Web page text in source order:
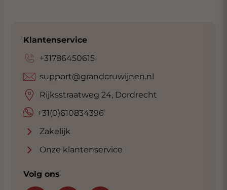
Klantenservice
+31786450615
+31(0)610834396
support@grandcruwijnen.nl
Rijksstraatweg 24, Dordrecht
Zakelijk
Onze klantenservice
Volg ons